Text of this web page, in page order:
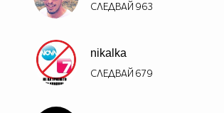
СЛЕДВАЙ 963
nikalka
СЛЕДВАЙ 679